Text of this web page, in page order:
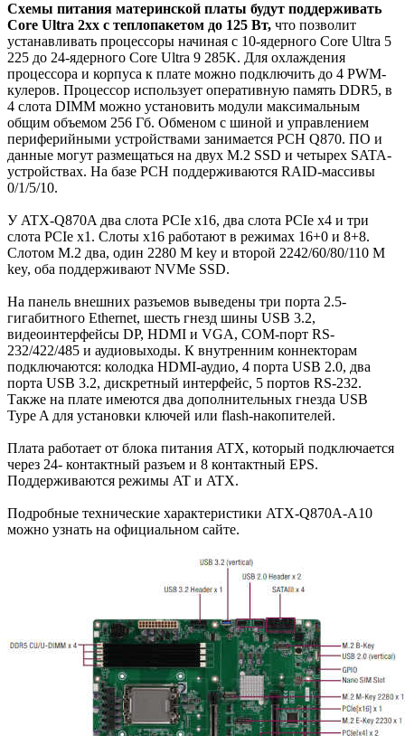
Схемы питания материнской платы будут поддерживать
Core Ultra 2xx с теплопакетом до 125 Вт, что позволит
устанавливать процессоры начиная с 10-ядерного Core Ultra 5
225 до 24-ядерного Core Ultra 9 285K. Для охлаждения
процессора и корпуса к плате можно подключить до 4 PWM-
кулеров. Процессор использует оперативную память DDR5, в
4 слота DIMM можно установить модули максимальным
общим объемом 256 Гб. Обменом с шиной и управлением
периферийными устройствами занимается PCH Q870. ПО и
данные могут размещаться на двух M.2 SSD и четырех SATA-
устройствах. На базе PCH поддерживаются RAID-массивы
0/1/5/10.
У ATX-Q870A два слота PCIe x16, два слота PCIe x4 и три
слота PCIe x1. Слоты x16 работают в режимах 16+0 и 8+8.
Слотом M.2 два, один 2280 M key и второй 2242/60/80/110 M
key, оба поддерживают NVMe SSD.
На панель внешних разъемов выведены три порта 2.5-
гигабитного Ethernet, шесть гнезд шины USB 3.2,
видеоинтерфейсы DP, HDMI и VGA, COM-порт RS-
232/422/485 и аудиовыходы. К внутренним коннекторам
подключаются: колодка HDMI-аудио, 4 порта USB 2.0, два
порта USB 3.2, дискретный интерфейс, 5 портов RS-232.
Также на плате имеются два дополнительных гнезда USB
Type A для установки ключей или flash-накопителей.
Плата работает от блока питания ATX, который подключается
через 24- контактный разъем и 8 контактный EPS.
Поддерживаются режимы AT и ATX.
Подробные технические характеристики ATX-Q870A-A10
можно узнать на официальном сайте.